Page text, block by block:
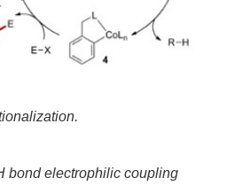
bond electrophilic coupling